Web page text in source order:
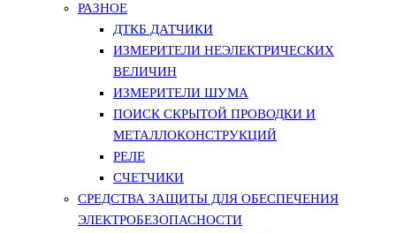
РАЗНОЕ
ДТКБ ДАТЧИКИ
ИЗМЕРИТЕЛИ НЕЭЛЕКТРИЧЕСКИХ
ВЕЛИЧИН
ИЗМЕРИТЕЛИ ШУМА
ПОИСК СКРЫТОЙ ПРОВОДКИ И
МЕТАЛЛОКОНСТРУКЦИЙ
РЕЛЕ
СЧЕТЧИКИ
СРЕДСТВА ЗАЩИТЫ ДЛЯ ОБЕСПЕЧЕНИЯ
ЭЛЕКТРОБЕЗОПАСНОСТИ